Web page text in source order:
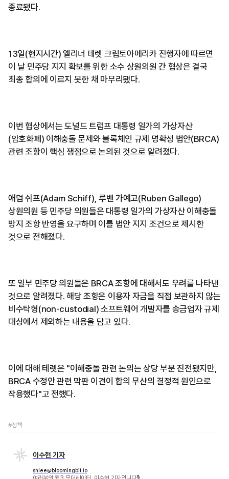
종료됐다.
13일(현지시간) 엘리너 테렛 크립토아메리카 진행자에 따르면
이 날 민주당 지지 확보를 위한 소수 상원의원 간 협상은 결국
최종 합의에 이르지 못한 채 마무리됐다.
이번 협상에서는 도널드 트럼프 대통령 일가의 가상자산
(암호화폐) 이해충돌 문제와 블록체인 규제 명확성 법안(BRCA)
관련 조항이 핵심 쟁점으로 논의된 것으로 알려졌다.
애덤 쉬프(Adam Schiff), 루벤 가예고(Ruben Gallego)
상원의원 등 민주당 의원들은 대통령 일가의 가상자산 이해충돌
방지 조항 반영을 요구하며 이를 법안 지지 조건으로 제시한
것으로 전해졌다.
또 일부 민주당 의원들은 BRCA 조항에 대해서도 우려를 나타낸
것으로 알려졌다. 해당 조항은 이용자 자금을 직접 보관하지 않는
비수탁형(non-custodial) 소프트웨어 개발자를 송금업자 규제
대상에서 제외하는 내용을 담고 있다.
이에 대해 테렛은 "이해충돌 관련 논의는 상당 부분 진전됐지만,
BRCA 수정안 관련 막판 이견이 합의 무산의 결정적 원인으로
작용했다"고 전했다.
#정책
이수현 기자
shlee@bloomingbit.io